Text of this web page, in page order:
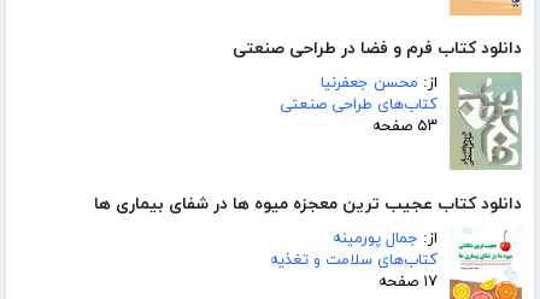
دانلود کتاب فرم و فضا در طراحی صنعتی
از: محسن جعفرنیا
کتاب‌های طراحی صنعتی
۵۳ صفحه
دانلود کتاب عجیب ترین معجزه میوه ها در شفای بیماری ها
از: جمال پورمینه
کتاب‌های سلامت و تغذیه
۱۷ صفحه